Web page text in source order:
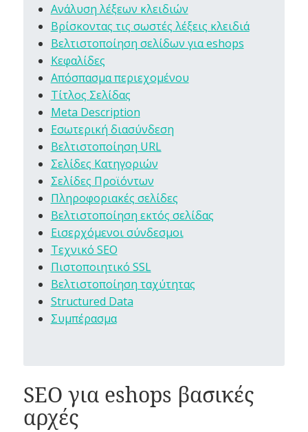
Ανάλυση λέξεων κλειδιών
Βρίσκοντας τις σωστές λέξεις κλειδιά
Βελτιστοποίηση σελίδων για eshops
Κεφαλίδες
Απόσπασμα περιεχομένου
Τίτλος Σελίδας
Meta Description
Εσωτερική διασύνδεση
Βελτιστοποίηση URL
Σελίδες Κατηγοριών
Σελίδες Προϊόντων
Πληροφοριακές σελίδες
Βελτιστοποίηση εκτός σελίδας
Εισερχόμενοι σύνδεσμοι
Τεχνικό SEO
Πιστοποιητικό SSL
Βελτιστοποίηση ταχύτητας
Structured Data
Συμπέρασμα
SEO για eshops βασικές
αρχές